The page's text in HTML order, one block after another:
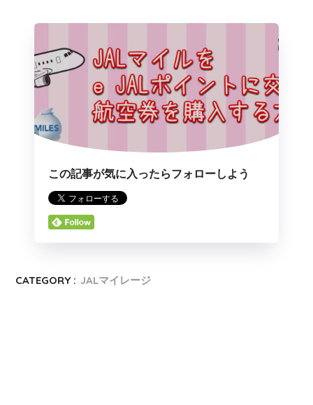
この記事が気に入ったらフォローしよう
CATEGORY : JALマイレージ